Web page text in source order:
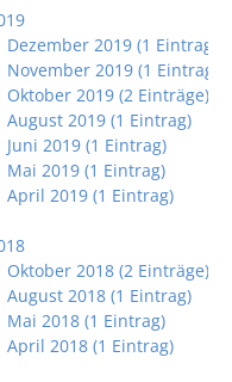
Dezember 2019 (1 Eintrag)
November 2019 (1 Eintrag)
Oktober 2019 (2 Einträge)
August 2019 (1 Eintrag)
Juni 2019 (1 Eintrag)
Mai 2019 (1 Eintrag)
April 2019 (1 Eintrag)
Oktober 2018 (2 Einträge)
August 2018 (1 Eintrag)
Mai 2018 (1 Eintrag)
April 2018 (1 Eintrag)